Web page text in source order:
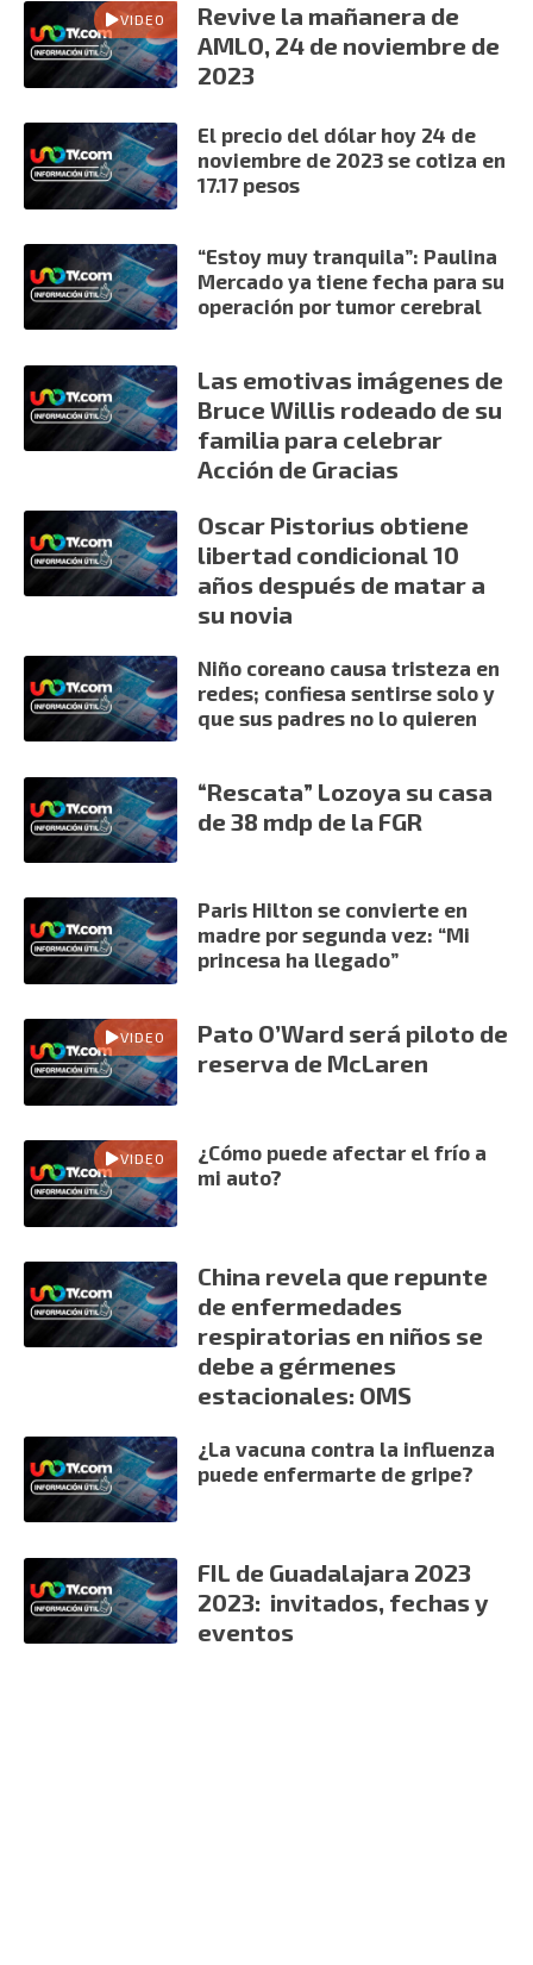
VIDEO
Revive la mañanera de
AMLO, 24 de noviembre de
2023
El precio del dólar hoy 24 de
noviembre de 2023 se cotiza en
17.17 pesos
“Estoy muy tranquila”: Paulina
Mercado ya tiene fecha para su
operación por tumor cerebral
Las emotivas imágenes de
Bruce Willis rodeado de su
familia para celebrar
Acción de Gracias
Oscar Pistorius obtiene
libertad condicional 10
años después de matar a
su novia
Niño coreano causa tristeza en
redes; confiesa sentirse solo y
que sus padres no lo quieren
“Rescata” Lozoya su casa
de 38 mdp de la FGR
Paris Hilton se convierte en
madre por segunda vez: “Mi
princesa ha llegado”
VIDEO
Pato O’Ward será piloto de
reserva de McLaren
VIDEO
¿Cómo puede afectar el frío a
mi auto?
China revela que repunte
de enfermedades
respiratorias en niños se
debe a gérmenes
estacionales: OMS
¿La vacuna contra la influenza
puede enfermarte de gripe?
FIL de Guadalajara 2023
2023: invitados, fechas y
eventos